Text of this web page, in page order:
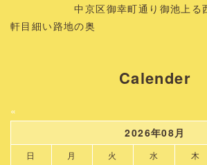
中京区御幸町通り御池上る西
軒目細い路地の奥
Calender
«
2026年08月
日 月 火 水 木